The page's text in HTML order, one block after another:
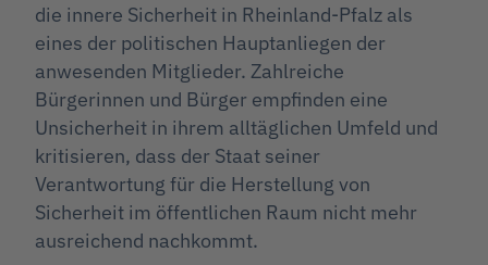
die innere Sicherheit in Rheinland-Pfalz als
eines der politischen Hauptanliegen der
anwesenden Mitglieder. Zahlreiche
Bürgerinnen und Bürger empfinden eine
Unsicherheit in ihrem alltäglichen Umfeld und
kritisieren, dass der Staat seiner
Verantwortung für die Herstellung von
Sicherheit im öffentlichen Raum nicht mehr
ausreichend nachkommt.